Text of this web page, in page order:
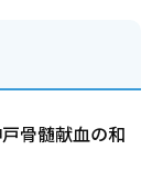
骨髄献血の和